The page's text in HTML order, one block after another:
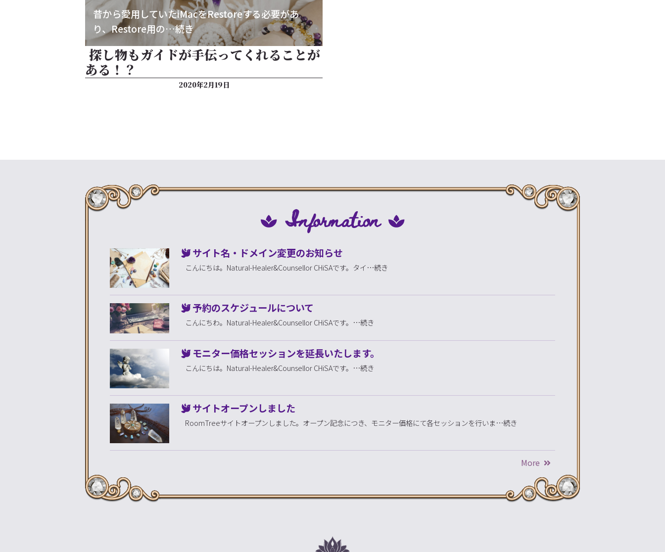
昔から愛用していたiMacをRestoreする必要があ
り、Restore用の…続き
探し物もガイドが手伝ってくれることが
ある！？
2020年2月19日
Information
サイト名・ドメイン変更のお知らせ
こんにちは。Natural-Healer&Counsellor CHiSAです。タイ…続き
予約のスケジュールについて
こんにちわ。Natural-Healer&Counsellor CHiSAです。…続き
モニター価格セッションを延長いたします。
こんにちは。Natural-Healer&Counsellor CHiSAです。…続き
サイトオープンしました
RoomTreeサイトオープンしました。オープン記念につき、モニター価格にて各セッションを行いま…続き
More